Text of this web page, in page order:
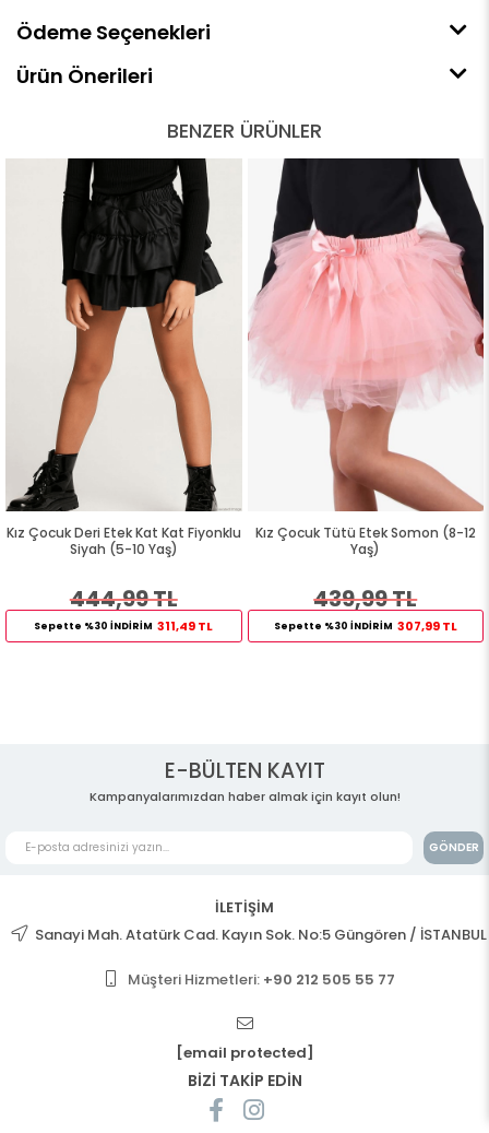
Ödeme Seçenekleri
Ürün Önerileri
BENZER ÜRÜNLER
Kız Çocuk Deri Etek Kat Kat Fiyonklu
Siyah (5-10 Yaş)
444,99 TL
Sepette %30 İNDİRİM 311,49 TL
Kız Çocuk Tütü Etek Somon (8-12
Yaş)
439,99 TL
Sepette %30 İNDİRİM 307,99 TL
E-BÜLTEN KAYIT
Kampanyalarımızdan haber almak için kayıt olun!
GÖNDER
İLETİŞİM
Sanayi Mah. Atatürk Cad. Kayın Sok. No:5 Güngören / İSTANBUL
Müşteri Hizmetleri: +90 212 505 55 77
[email protected]
BİZİ TAKİP EDİN